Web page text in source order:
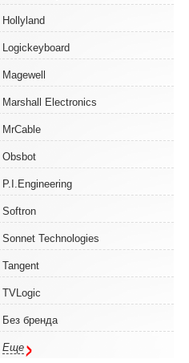
Hollyland
Logickeyboard
Magewell
Marshall Electronics
MrCable
Obsbot
P.I.Engineering
Softron
Sonnet Technologies
Tangent
TVLogic
Без бренда
Еще